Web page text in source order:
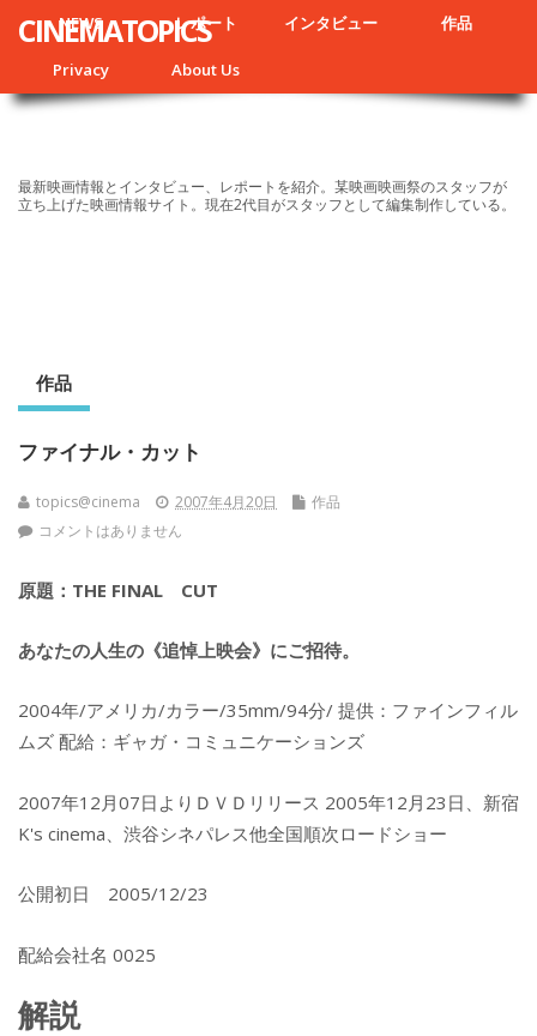
NEWS レポート インタビュー 作品
Privacy About Us
CINEMATOPICS
最新映画情報とインタビュー、レポートを紹介。某映画映画祭のスタッフが
立ち上げた映画情報サイト。現在2代目がスタッフとして編集制作している。
作品
ファイナル・カット
topics@cinema 2007年4月20日
作品
コメントはありません
原題：THE FINAL CUT
あなたの人生の《追悼上映会》にご招待。
2004年/アメリカ/カラー/35mm/94分/ 提供：ファインフィル
ムズ 配給：ギャガ・コミュニケーションズ
2007年12月07日よりＤＶＤリリース 2005年12月23日、新宿
K's cinema、渋谷シネパレス他全国順次ロードショー
公開初日 2005/12/23
配給会社名 0025
解説